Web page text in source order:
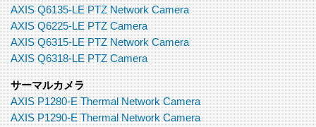
AXIS Q6135-LE PTZ Network Camera
AXIS Q6225-LE PTZ Camera
AXIS Q6315-LE PTZ Network Camera
AXIS Q6318-LE PTZ Camera
サーマルカメラ
AXIS P1280-E Thermal Network Camera
AXIS P1290-E Thermal Network Camera